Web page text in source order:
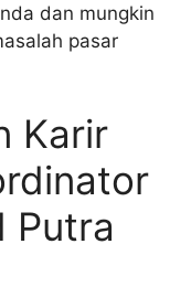
dan mungkin
pasar
Karir
Putra